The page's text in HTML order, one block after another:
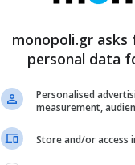
monopoli.gr
personal data
Personalised
measurement,
Store and/or access